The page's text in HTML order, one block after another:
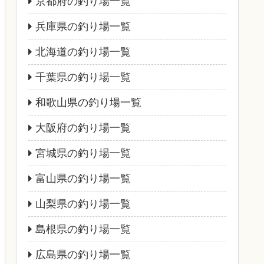
兵庫県の釣り場一覧
北海道の釣り場一覧
千葉県の釣り場一覧
和歌山県の釣り場一覧
大阪府の釣り場一覧
宮城県の釣り場一覧
富山県の釣り場一覧
山梨県の釣り場一覧
島根県の釣り場一覧
広島県の釣り場一覧